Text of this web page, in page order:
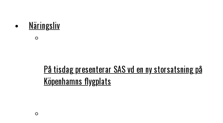
Näringsliv
På tisdag presenterar SAS vd en ny storsatsning på
Köpenhamns flygplats